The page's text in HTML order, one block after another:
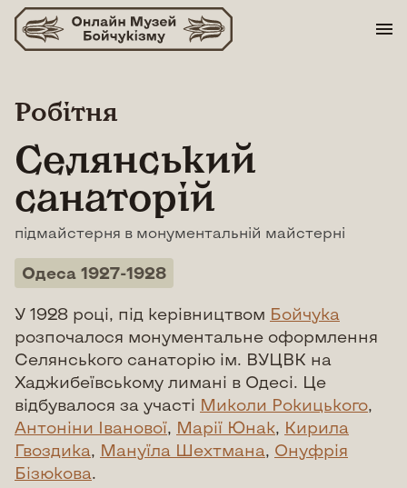
Skip
content
Робітня
Селянський
санаторій
підмайстерня в монументальній майстерні
Одеса 1927-1928
У 1928 році, під керівництвом Бойчука
розпочалося монументальне оформлення
Селянського санаторію ім. ВУЦВК на
Хаджибеївському лимані в Одесі. Це
відбувалося за участі Миколи Рокицького,
Антоніни Іванової, Марії Юнак, Кирила
Гвоздика, Мануїла Шехтмана, Онуфрія
Бізюкова.